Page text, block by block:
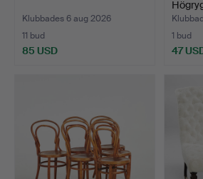
Klubbades 6 aug 2026
11 bud
85 USD
1 bud
47